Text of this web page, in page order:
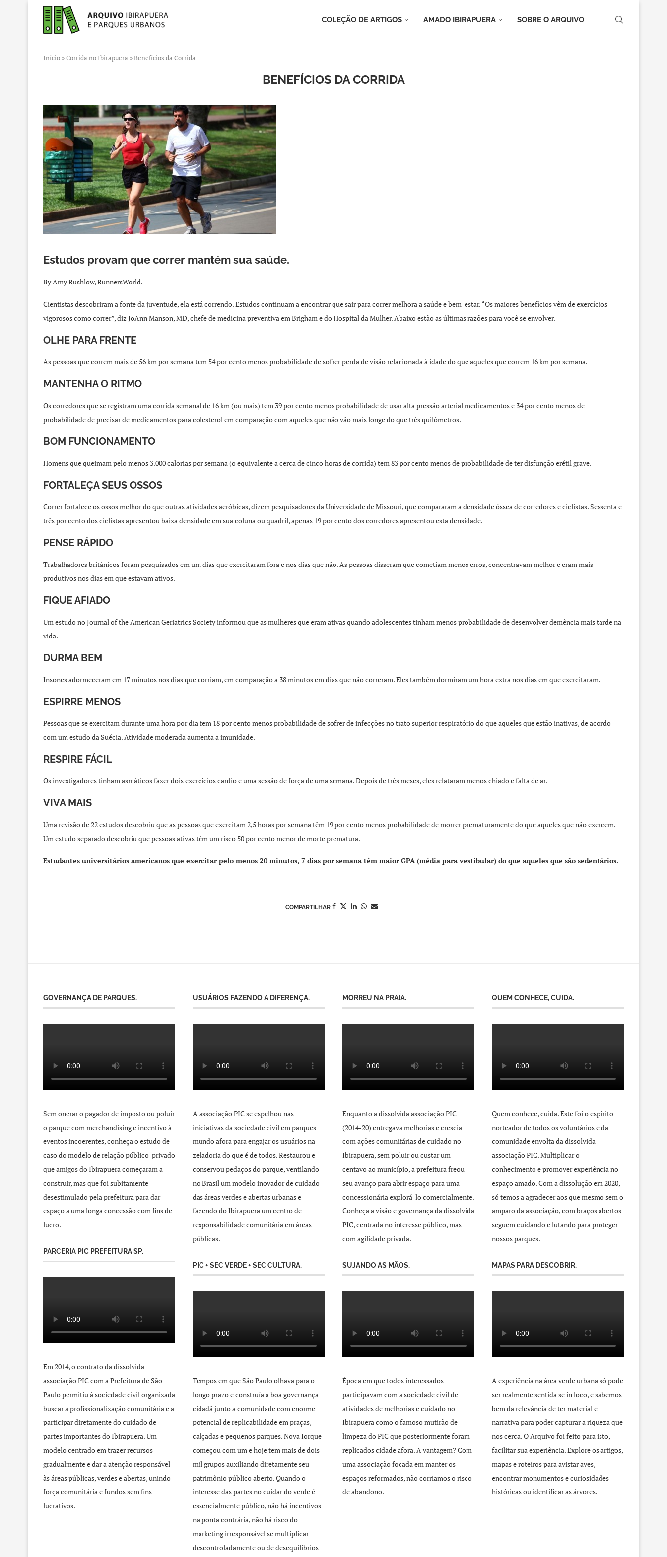
COLEÇÃO DE ARTIGOS AMADO IBIRAPUERA SOBRE O ARQUIVO
Início »Corrida no Ibirapuera »Benefícios da Corrida
BENEFÍCIOS DA CORRIDA
Estudos provam que correr mantém sua saúde.
By Amy Rushlow, RunnersWorld.
Cientistas descobriram a fonte da juventude, ela está correndo. Estudos continuam a encontrar que sair para correr melhora a saúde e bem-estar. “Os maiores benefícios vêm de exercícios
vigorosos como correr”, diz JoAnn Manson, MD, chefe de medicina preventiva em Brigham e do Hospital da Mulher. Abaixo estão as últimas razões para você se envolver.
OLHE PARA FRENTE
As pessoas que correm mais de 56 km por semana tem 54 por cento menos probabilidade de sofrer perda de visão relacionada à idade do que aqueles que correm 16 km por semana.
MANTENHA O RITMO
Os corredores que se registram uma corrida semanal de 16 km (ou mais) tem 39 por cento menos probabilidade de usar alta pressão arterial medicamentos e 34 por cento menos de
probabilidade de precisar de medicamentos para colesterol em comparação com aqueles que não vão mais longe do que três quilômetros.
BOM FUNCIONAMENTO
Homens que queimam pelo menos 3.000 calorias por semana (o equivalente a cerca de cinco horas de corrida) tem 83 por cento menos de probabilidade de ter disfunção erétil grave.
FORTALEÇA SEUS OSSOS
Correr fortalece os ossos melhor do que outras atividades aeróbicas, dizem pesquisadores da Universidade de Missouri, que compararam a densidade óssea de corredores e ciclistas. Sessenta e
três por cento dos ciclistas apresentou baixa densidade em sua coluna ou quadril, apenas 19 por cento dos corredores apresentou esta densidade.
PENSE RÁPIDO
Trabalhadores britânicos foram pesquisados ​​em um dias que exercitaram fora e nos dias que não. As pessoas disseram que cometiam menos erros, concentravam melhor e eram mais
produtivos nos dias em que estavam ativos.
FIQUE AFIADO
Um estudo no Journal of the American Geriatrics Society informou que as mulheres que eram ativas quando adolescentes tinham menos probabilidade de desenvolver demência mais tarde na
vida.
DURMA BEM
Insones adormeceram em 17 minutos nos dias que corriam, em comparação a 38 minutos em dias que não correram. Eles também dormiram um hora extra nos dias em que exercitaram.
ESPIRRE MENOS
Pessoas que se exercitam durante uma hora por dia tem 18 por cento menos probabilidade de sofrer de infecções no trato superior respiratório do que aqueles que estão inativas, de acordo
com um estudo da Suécia. Atividade moderada aumenta a imunidade.
RESPIRE FÁCIL
Os investigadores tinham asmáticos fazer dois exercícios cardio e uma sessão de força de uma semana. Depois de três meses, eles relataram menos chiado e falta de ar.
VIVA MAIS
Uma revisão de 22 estudos descobriu que as pessoas que exercitam 2,5 horas por semana têm 19 por cento menos probabilidade de morrer prematuramente do que aqueles que não exercem.
Um estudo separado descobriu que pessoas ativas têm um risco 50 por cento menor de morte prematura.
Estudantes universitários americanos que exercitar pelo menos 20 minutos, 7 dias por semana têm maior GPA (média para vestibular) do que aqueles que são sedentários.
COMPARTILHAR
GOVERNANÇA DE PARQUES.
Sem onerar o pagador de imposto ou poluir
o parque com merchandising e incentivo à
eventos incoerentes, conheça o estudo de
caso do modelo de relação público-privado
que amigos do Ibirapuera começaram a
construir, mas que foi subitamente
desestimulado pela prefeitura para dar
espaço a uma longa concessão com fins de
lucro.
PARCERIA PIC PREFEITURA SP.
Em 2014, o contrato da dissolvida
associação PIC com a Prefeitura de São
Paulo permitiu à sociedade civil organizada
buscar a profissionalização comunitária e a
participar diretamente do cuidado de
partes importantes do Ibirapuera. Um
modelo centrado em trazer recursos
gradualmente e dar a atenção responsável
às áreas públicas, verdes e abertas, unindo
força comunitária e fundos sem fins
lucrativos.
USUÁRIOS FAZENDO A DIFERENÇA.
A associação PIC se espelhou nas
iniciativas da sociedade civil em parques
mundo afora para engajar os usuários na
zeladoria do que é de todos. Restaurou e
conservou pedaços do parque, ventilando
no Brasil um modelo inovador de cuidado
das áreas verdes e abertas urbanas e
fazendo do Ibirapuera um centro de
responsabilidade comunitária em áreas
públicas.
PIC + SEC VERDE + SEC CULTURA.
Tempos em que São Paulo olhava para o
longo prazo e construía a boa governança
cidadã junto a comunidade com enorme
potencial de replicabilidade em praças,
calçadas e pequenos parques. Nova Iorque
começou com um e hoje tem mais de dois
mil grupos auxiliando diretamente seu
patrimônio público aberto. Quando o
interesse das partes no cuidar do verde é
essencialmente público, não há incentivos
na ponta contrária, não há risco do
marketing irresponsável se multiplicar
descontroladamente ou de desequilíbrios
MORREU NA PRAIA.
Enquanto a dissolvida associação PIC
(2014-20) entregava melhorias e crescia
com ações comunitárias de cuidado no
Ibirapuera, sem poluir ou custar um
centavo ao município, a prefeitura freou
seu avanço para abrir espaço para uma
concessionária explorá-lo comercialmente.
Conheça a visão e governança da dissolvida
PIC, centrada no interesse público, mas
com agilidade privada.
SUJANDO AS MÃOS.
Época em que todos interessados
participavam com a sociedade civil de
atividades de melhorias e cuidado no
Ibirapuera como o famoso mutirão de
limpeza do PIC que posteriormente foram
replicados cidade afora. A vantagem? Com
uma associação focada em manter os
espaços reformados, não corriamos o risco
de abandono.
QUEM CONHECE, CUIDA.
Quem conhece, cuida. Este foi o espírito
norteador de todos os voluntários e da
comunidade envolta da dissolvida
associação PIC. Multiplicar o
conhecimento e promover experiência no
espaço amado. Com a dissolução em 2020,
só temos a agradecer aos que mesmo sem o
amparo da associação, com braços abertos
seguem cuidando e lutando para proteger
nossos parques.
MAPAS PARA DESCOBRIR.
A experiência na área verde urbana só pode
ser realmente sentida se in loco, e sabemos
bem da relevância de ter material e
narrativa para poder capturar a riqueza que
nos cerca. O Arquivo foi feito para isto,
facilitar sua experiência. Explore os artigos,
mapas e roteiros para avistar aves,
encontrar monumentos e curiosidades
históricas ou identificar as árvores.